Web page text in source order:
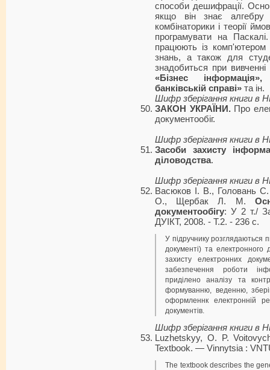
способи дешифрації.
якщо він знає
комбінаторики і теорії
програмувати на
працюють із
знань, а також для
знадобиться при
«Бізнес
банківській справі» та ін.
Шифр зберігання книги в
ЗАКОН УКРАЇНИ.Про
документообіг.
Шифр зберігання книги в
Засоби захисту
діловодства.
Шифр зберігання книги в
Васюков І. В., Головань
О., Щербак Л. M.
документообігу: У 2 т./
ДУІКТ, 2008. - Т.2. - 236 с.
У підручнику розглядаються
документі) та електронного
захисту електронних
забезпечення роботи
приділено аналізу та
формуванню, веденню,
оформленнк електронній
документів.
Шифр зберігання книги в
Luzhetskyy, O. P.
Textbook. — Vinnytsia :
The textbook describes the